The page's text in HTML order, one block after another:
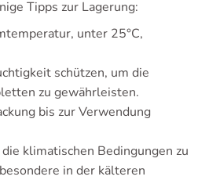
Tipps zur Lagerung:
unter 25°C,
schützen, um die
zu gewährleisten.
bis zur Verwendung
klimatischen Bedingungen zu
in der kälteren